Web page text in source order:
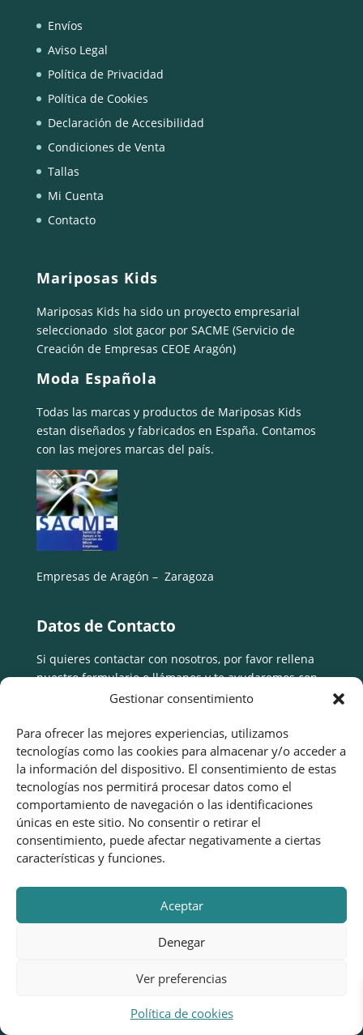
Gestionar consentimiento
Para ofrecer las mejores experiencias, utilizamos
tecnologías como las cookies para almacenar y/o acceder a
la información del dispositivo. El consentimiento de estas
tecnologías nos permitirá procesar datos como el
comportamiento de navegación o las identificaciones
únicas en este sitio. No consentir o retirar el
consentimiento, puede afectar negativamente a ciertas
características y funciones.
Aceptar
Denegar
Ver preferencias
Política de cookies
Envíos
Aviso Legal
Política de Privacidad
Política de Cookies
Declaración de Accesibilidad
Condiciones de Venta
Tallas
Mi Cuenta
Contacto
Mariposas Kids
Mariposas Kids ha sido un proyecto empresarial
seleccionado slot gacorpor SACME (Servicio de
Creación de Empresas CEOE Aragón)
Moda Española
Todas las marcas y productos de Mariposas Kids
estan diseñados y fabricados en España. Contamos
con las mejores marcas del país.
Empresas de Aragón – Zaragoza
Datos de Contacto
Si quieres contactar con nosotros, por favor rellena
nuestro formulario o llámanos y te ayudaremos con
Teléfono:
625 616 165
Email: mariposaskids@gmail.com
Horario:Lunes-Viernes 8:00 a 17:00